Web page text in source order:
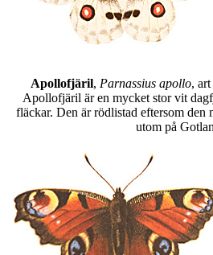
Apollofjäril, Parnassius apollo,
Apollofjäril är en mycket stor vit
fläckar. Den är rödlistad eftersom den
utom på